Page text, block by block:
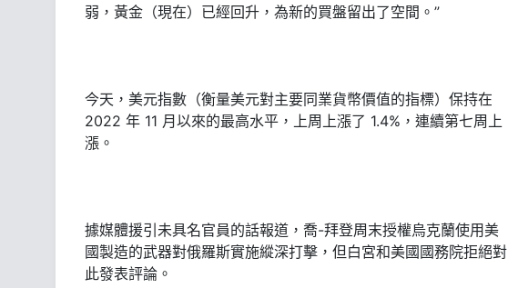
弱，黃金（現在）已經回升，為新的買盤留出了空間。”
今天，美元指數（衡量美元對主要同業貨幣價值的指標）保持在
2022 年 11 月以來的最高水平，上周上漲了 1.4%，連續第七周上
漲。
據媒體援引未具名官員的話報道，喬-拜登周末授權烏克蘭使用美
國製造的武器對俄羅斯實施縱深打擊，但白宮和美國國務院拒絕對
此發表評論。